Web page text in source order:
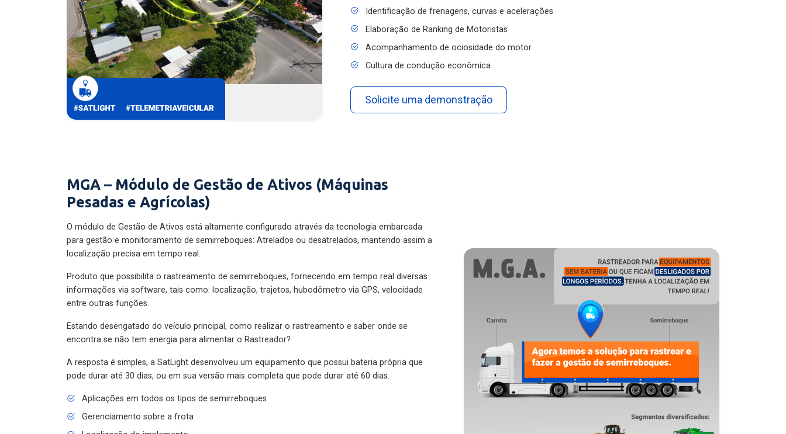
Identificação de frenagens, curvas e acelerações
Elaboração de Ranking de Motoristas
Acompanhamento de ociosidade do motor
Cultura de condução econômica
Solicite uma demonstração
MGA – Módulo de Gestão de Ativos (Máquinas
Pesadas e Agrícolas)
O módulo de Gestão de Ativos está altamente configurado através da tecnologia embarcada
para gestão e monitoramento de semirreboques: Atrelados ou desatrelados, mantendo assim a
localização precisa em tempo real.
Produto que possibilita o rastreamento de semirreboques, fornecendo em tempo real diversas
informações via software, tais como: localização, trajetos, hubodômetro via GPS, velocidade
entre outras funções.
Estando desengatado do veículo principal, como realizar o rastreamento e saber onde se
encontra se não tem energia para alimentar o Rastreador?
A resposta é simples, a SatLight desenvolveu um equipamento que possui bateria própria que
pode durar até 30 dias, ou em sua versão mais completa que pode durar até 60 dias.
Aplicações em todos os tipos de semirreboques
Gerenciamento sobre a frota
Localização do implemento